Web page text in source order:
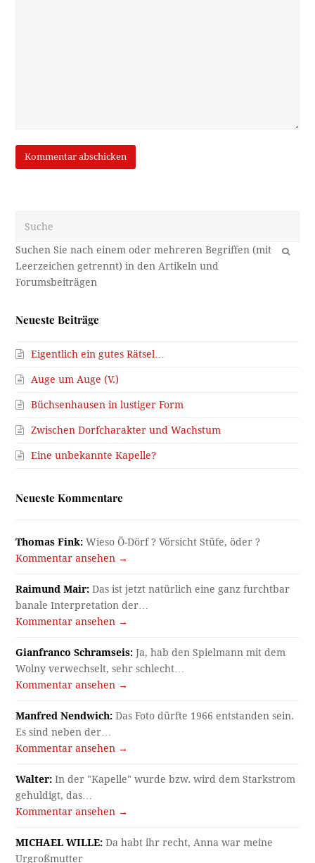
OK
Neueste Beiträge
Eigentlich ein gutes Rätsel…
Auge um Auge (V.)
Büchsenhausen in lustiger Form
Zwischen Dorfcharakter und Wachstum
Eine unbekannte Kapelle?
Neueste Kommentare
Thomas Fink: Wieso Ö-Dörf ? Vörsicht Stüfe, öder ?
Kommentar ansehen →
Raimund Mair: Das ist jetzt natürlich eine ganz furchtbar
banale Interpretation der…
Kommentar ansehen →
Gianfranco Schramseis: Ja, hab den Spielmann mit dem
Wolny verwechselt, sehr schlecht…
Kommentar ansehen →
Manfred Nendwich: Das Foto dürfte 1966 entstanden sein.
Es sind neben der…
Kommentar ansehen →
Walter: In der "Kapelle" wurde bzw. wird dem Starkstrom
gehuldigt, das…
Kommentar ansehen →
MICHAEL WILLE: Da habt ihr recht, Anna war meine
Urgroßmutter